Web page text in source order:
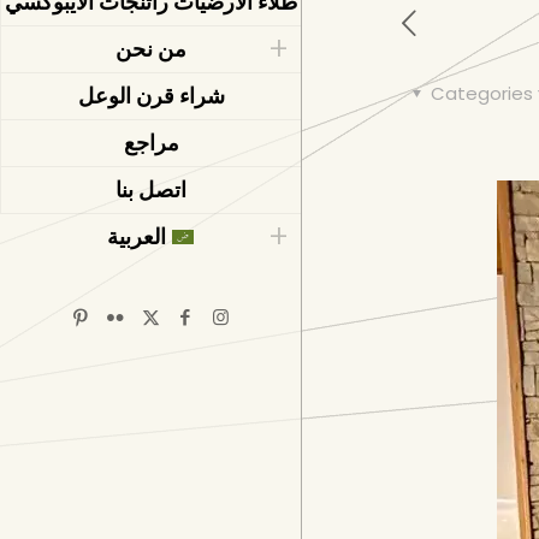
من نحن
شراء قرن الوعل
مراجع
اتصل بنا
العربية
Categories